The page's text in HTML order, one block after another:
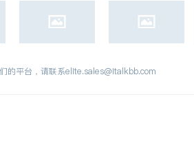
的平台，请联系elite.sales@italkbb.com